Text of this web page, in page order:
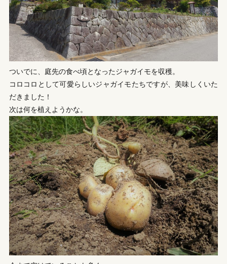
ついでに、庭先の食べ頃となったジャガイモを収穫。
コロコロとして可愛らしいジャガイモたちですが、美味しくいた
だきました！
次は何を植えようかな。